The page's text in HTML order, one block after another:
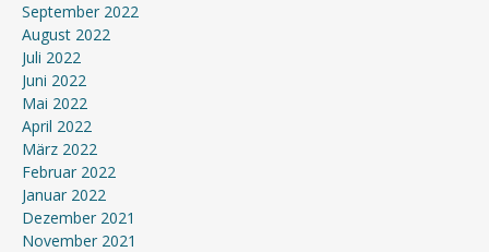
September 2022
August 2022
Juli 2022
Juni 2022
Mai 2022
April 2022
März 2022
Februar 2022
Januar 2022
Dezember 2021
November 2021